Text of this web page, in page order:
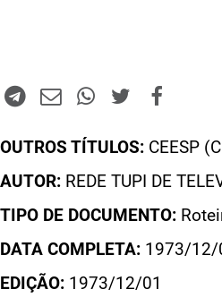
OUTROS TÍTULOS: CEESP
AUTOR: REDE TUPI DE
TIPO DE DOCUMENTO:
DATA COMPLETA: 1973/12/
EDIÇÃO: 1973/12/01